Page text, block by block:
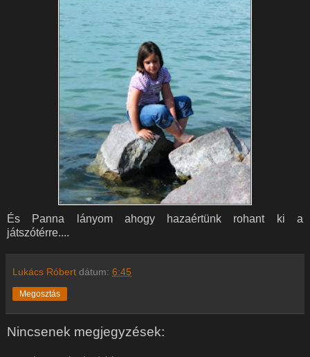
És Panna lányom ahogy hazaértünk rohant ki a
játszótérre....
Lukács Róbert dátum: 6:45
Megosztás
Nincsenek megjegyzések: